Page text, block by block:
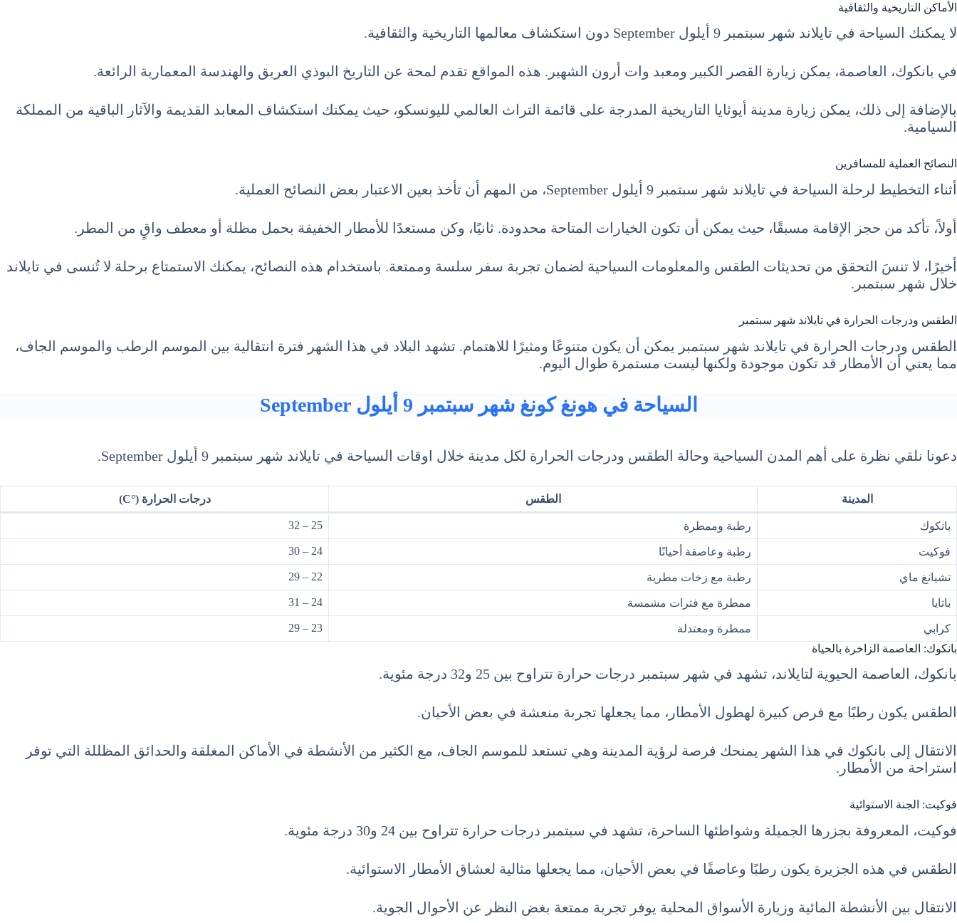
الأماكن التاريخية والثقافية
لا يمكنك السياحة في تايلاند شهر سبتمبر 9 أيلول September دون استكشاف معالمها التاريخية والثقافية.
في بانكوك، العاصمة، يمكن زيارة القصر الكبير ومعبد وات أرون الشهير. هذه المواقع تقدم لمحة عن التاريخ البوذي العريق والهندسة المعمارية الرائعة.
بالإضافة إلى ذلك، يمكن زيارة مدينة أيوثايا التاريخية المدرجة على قائمة التراث العالمي لليونسكو، حيث يمكنك استكشاف المعابد القديمة والآثار الباقية من المملكة
السيامية.
النصائح العملية للمسافرين
أثناء التخطيط لرحلة السياحة في تايلاند شهر سبتمبر 9 أيلول September، من المهم أن تأخذ بعين الاعتبار بعض النصائح العملية.
أولاً، تأكد من حجز الإقامة مسبقًا، حيث يمكن أن تكون الخيارات المتاحة محدودة. ثانيًا، وكن مستعدًا للأمطار الخفيفة بحمل مظلة أو معطف واقٍ من المطر.
أخيرًا، لا تنسَ التحقق من تحديثات الطقس والمعلومات السياحية لضمان تجربة سفر سلسة وممتعة. باستخدام هذه النصائح، يمكنك الاستمتاع برحلة لا تُنسى في تايلاند
خلال شهر سبتمبر.
الطقس ودرجات الحرارة في تايلاند شهر سبتمبر
الطقس ودرجات الحرارة في تايلاند شهر سبتمبر يمكن أن يكون متنوعًا ومثيرًا للاهتمام. تشهد البلاد في هذا الشهر فترة انتقالية بين الموسم الرطب والموسم الجاف،
مما يعني أن الأمطار قد تكون موجودة ولكنها ليست مستمرة طوال اليوم.
السياحة في هونغ كونغ شهر سبتمبر 9 أيلول September
دعونا نلقي نظرة على أهم المدن السياحية وحالة الطقس ودرجات الحرارة لكل مدينة خلال اوقات السياحة في تايلاند شهر سبتمبر 9 أيلول September.
المدينة الطقس درجات الحرارة (°C)
بانكوك رطبة وممطرة 25 – 32
فوكيت رطبة وعاصفة أحيانًا 24 – 30
تشيانغ ماي رطبة مع زخات مطرية 22 – 29
باتايا ممطرة مع فترات مشمسة 24 – 31
كرابي ممطرة ومعتدلة
23 – 29
بانكوك: العاصمة الزاخرة بالحياة
بانكوك، العاصمة الحيوية لتايلاند، تشهد في شهر سبتمبر درجات حرارة تتراوح بين 25 و32 درجة مئوية.
الطقس يكون رطبًا مع فرص كبيرة لهطول الأمطار، مما يجعلها تجربة منعشة في بعض الأحيان.
الانتقال إلى بانكوك في هذا الشهر يمنحك فرصة لرؤية المدينة وهي تستعد للموسم الجاف، مع الكثير من الأنشطة في الأماكن المغلقة والحدائق المظللة التي توفر
استراحة من الأمطار.
فوكيت: الجنة الاستوائية
فوكيت، المعروفة بجزرها الجميلة وشواطئها الساحرة، تشهد في سبتمبر درجات حرارة تتراوح بين 24 و30 درجة مئوية.
الطقس في هذه الجزيرة يكون رطبًا وعاصفًا في بعض الأحيان، مما يجعلها مثالية لعشاق الأمطار الاستوائية.
الانتقال بين الأنشطة المائية وزيارة الأسواق المحلية يوفر تجربة ممتعة بغض النظر عن الأحوال الجوية.